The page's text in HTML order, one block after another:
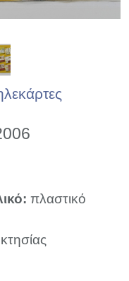
πλαστικό